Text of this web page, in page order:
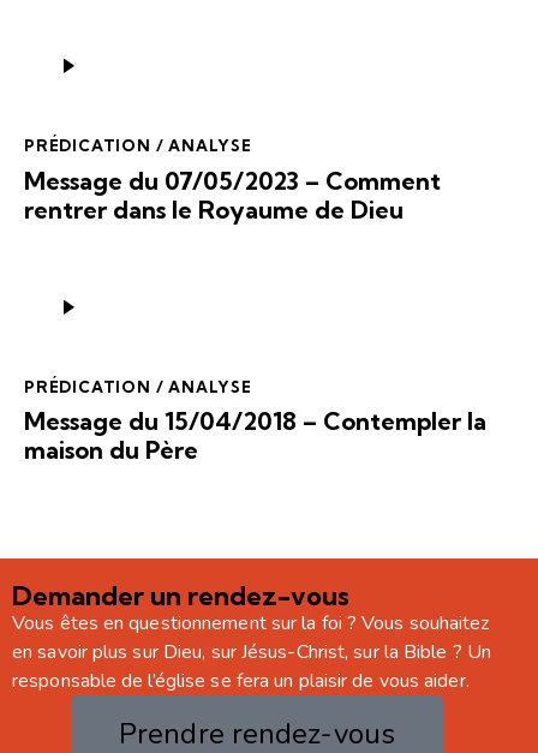
audio
PRÉDICATION / ANALYSE
Message du 07/05/2023 – Comment
rentrer dans le Royaume de Dieu
audio
PRÉDICATION / ANALYSE
Message du 15/04/2018 – Contempler la
maison du Père
Demander un rendez-vous
Vous êtes en questionnement sur la foi ? Vous souhaitez
en savoir plus sur Dieu, sur Jésus-Christ, sur la Bible ? Un
responsable de l’église se fera un plaisir de vous aider.
Prendre rendez-vous